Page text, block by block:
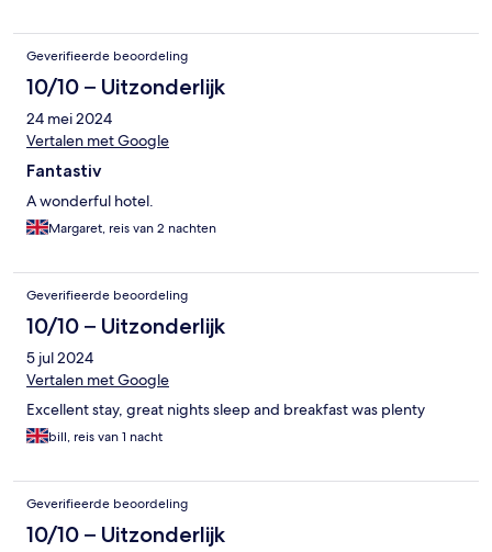
Geverifieerde beoordeling
10/10 – Uitzonderlijk
24 mei 2024
Vertalen met Google
Fantastiv
A wonderful hotel.
Margaret, reis van 2 nachten
Geverifieerde beoordeling
10/10 – Uitzonderlijk
5 jul 2024
Vertalen met Google
Excellent stay, great nights sleep and breakfast was plenty
bill, reis van 1 nacht
Geverifieerde beoordeling
10/10 – Uitzonderlijk